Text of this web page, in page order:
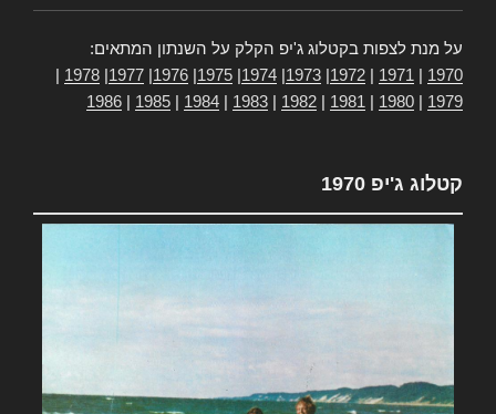
על מנת לצפות בקטלוג ג'יפ הקלק על השנתון המתאים:
1970
1971
1972
1973
1974
1975
1976
1977
1978
1979
1980
1981
1982
1983
1984
1985
1986
קטלוג ג'יפ 1970